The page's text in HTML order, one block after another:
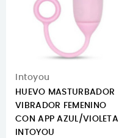
Intoyou
HUEVO MASTURBADOR
VIBRADOR FEMENINO
CON APP AZUL/VIOLETA
INTOYOU